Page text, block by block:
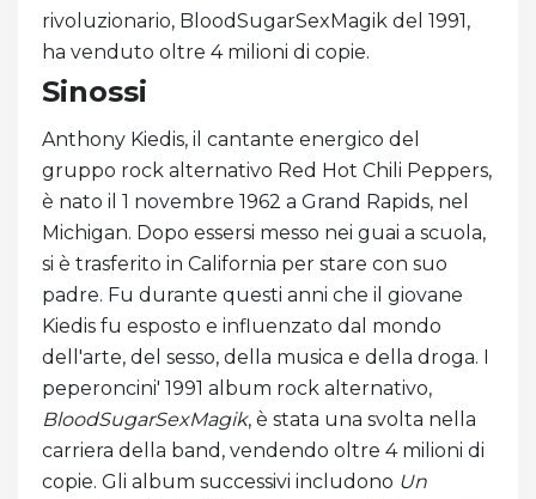
rivoluzionario, BloodSugarSexMagik del 1991,
ha venduto oltre 4 milioni di copie.
Sinossi
Anthony Kiedis, il cantante energico del
gruppo rock alternativo Red Hot Chili Peppers,
è nato il 1 novembre 1962 a Grand Rapids, nel
Michigan. Dopo essersi messo nei guai a scuola,
si è trasferito in California per stare con suo
padre. Fu durante questi anni che il giovane
Kiedis fu esposto e influenzato dal mondo
dell'arte, del sesso, della musica e della droga. I
peperoncini' 1991 album rock alternativo,
BloodSugarSexMagik, è stata una svolta nella
carriera della band, vendendo oltre 4 milioni di
copie. Gli album successivi includono Un